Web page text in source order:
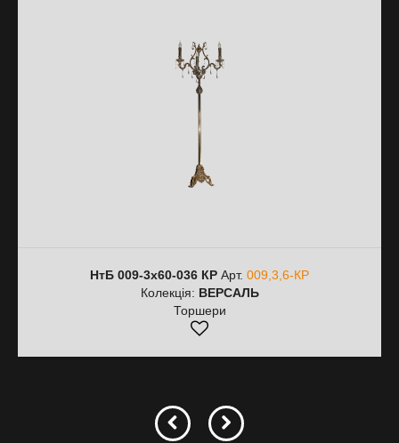
НтБ 009-3х60-036 КР Арт. 009,3,6-КР
Колекція: ВЕРСАЛЬ
Торшери